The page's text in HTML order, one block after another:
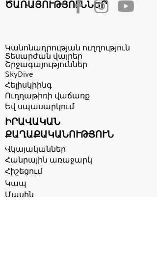
ԾԱՌԱՅՈՒԹՅՈՒՆՆԵՐ
Կանոնադրության ուղղություն
ԻՐԱՎԱԿԱՆ
ՔԱՂԱՔԱԿԱՆՈՒԹՅՈՒՆ
Տեսարժան վայրեր
Շրջագայություններ
SkyDive
Հելիսկիինգ
Ուղղաթիռի վաճառք
Եվ սպասարկում
Վկայականներ
Հանրային առաջարկ
Հիշեցում
Կապ
Մասին